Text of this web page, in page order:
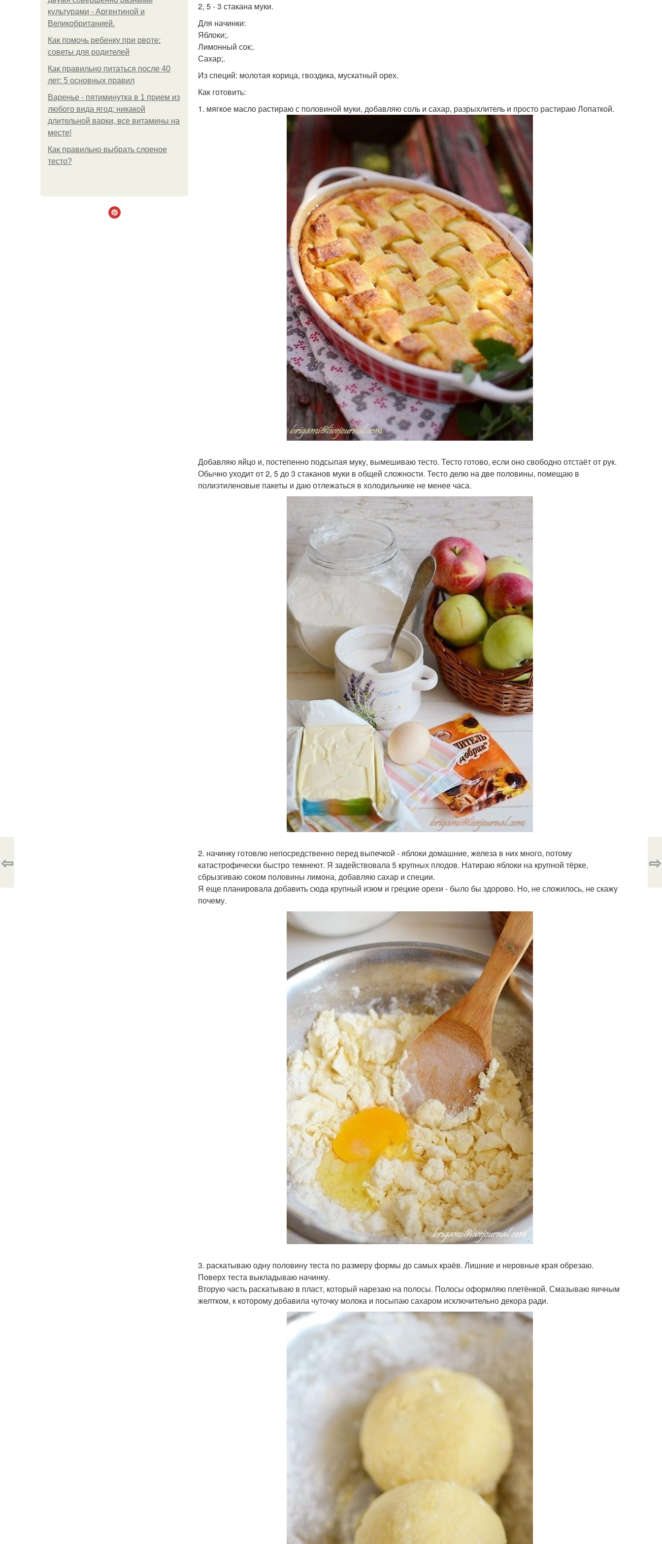
культурами - Аргентиной и
Великобританией.
Как помочь ребенку при рвоте:
советы для родителей
Как правильно питаться после 40
лет: 5 основных правил
Варенье - пятиминутка в 1 прием из
любого вида ягод: никакой
длительной варки, все витамины на
месте!
Как правильно выбрать слоеное
тесто?
2, 5 - 3 стакана муки.
Для начинки:
Яблоки;.
Лимонный сок;.
Сахар;.
Из специй: молотая корица, гвоздика, мускатный орех.
Как готовить:
1. мягкое масло растираю с половиной муки, добавляю соль и сахар, разрыхлитель и просто растираю Лопаткой.
Добавляю яйцо и, постепенно подсыпая муку, вымешиваю тесто. Тесто готово, если оно свободно отстаёт от рук.
Обычно уходит от 2, 5 до 3 стаканов муки в общей сложности. Тесто делю на две половины, помещаю в
полиэтиленовые пакеты и даю отлежаться в холодильнике не менее часа.
2. начинку готовлю непосредственно перед выпечкой - яблоки домашние, железа в них много, потому
катастрофически быстро темнеют. Я задействовала 5 крупных плодов. Натираю яблоки на крупной тёрке,
сбрызгиваю соком половины лимона, добавляю сахар и специи.
Я еще планировала добавить сюда крупный изюм и грецкие орехи - было бы здорово. Но, не сложилось, не скажу
почему.
3. раскатываю одну половину теста по размеру формы до самых краёв. Лишние и неровные края обрезаю.
Поверх теста выкладываю начинку.
Вторую часть раскатываю в пласт, который нарезаю на полосы. Полосы оформляю плетёнкой. Смазываю яичным
желтком, к которому добавила чуточку молока и посыпаю сахаром исключительно декора ради.
⇦ ⇨